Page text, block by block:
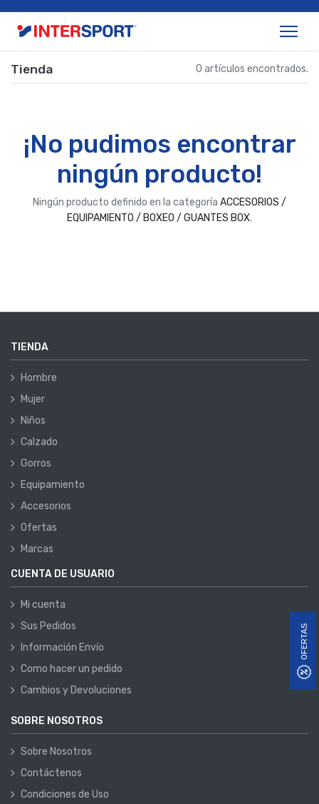
OFERTAS
Tienda 0 artículos encontrados.
¡No pudimos encontrar
ningún producto!
Ningún producto definido en la categoría ACCESORIOS /
EQUIPAMIENTO / BOXEO / GUANTES BOX.
TIENDA
Hombre
Mujer
Niños
Calzado
Gorros
Equipamiento
Accesorios
Ofertas
Marcas
CUENTA DE USUARIO
Mi cuenta
Sus Pedidos
Información Envío
Como hacer un pedido
Cambios y Devoluciones
SOBRE NOSOTROS
Sobre Nosotros
Contáctenos
Condiciones de Uso